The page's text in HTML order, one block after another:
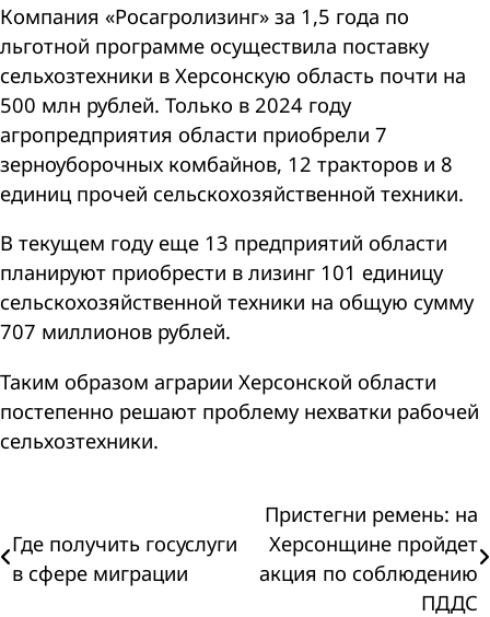
Компания «Росагролизинг» за 1,5 года по
льготной программе осуществила поставку
сельхозтехники в Херсонскую область почти на
500 млн рублей. Только в 2024 году
агропредприятия области приобрели 7
зерноуборочных комбайнов, 12 тракторов и 8
единиц прочей сельскохозяйственной техники.
В текущем году еще 13 предприятий области
планируют приобрести в лизинг 101 единицу
сельскохозяйственной техники на общую сумму
707 миллионов рублей.
Таким образом аграрии Херсонской области
постепенно решают проблему нехватки рабочей
сельхозтехники.
по
Где получить госуслуги
в сфере миграции
Пристегни ремень: на
Херсонщине пройдет
акция по соблюдению
ПДДС